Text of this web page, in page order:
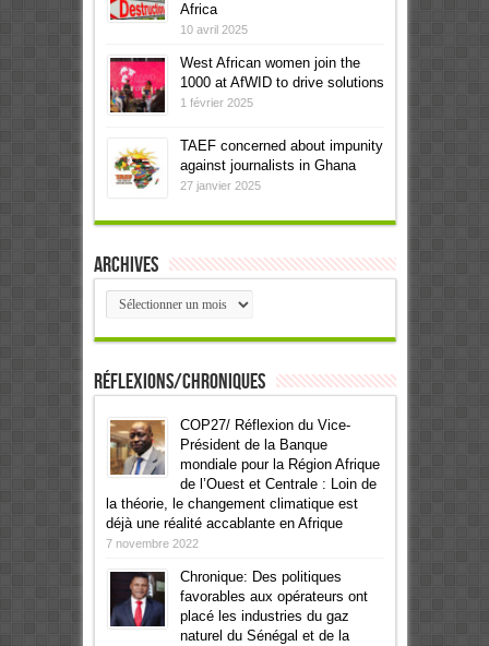
Africa
10 avril 2025
West African women join the
1000 at AfWID to drive solutions
1 février 2025
TAEF concerned about impunity
against journalists in Ghana
27 janvier 2025
Archives
Archives
Réflexions/Chroniques
COP27/ Réflexion du Vice-
Président de la Banque
mondiale pour la Région Afrique
de l’Ouest et Centrale : Loin de
la théorie, le changement climatique est
déjà une réalité accablante en Afrique
7 novembre 2022
Chronique: Des politiques
favorables aux opérateurs ont
placé les industries du gaz
naturel du Sénégal et de la